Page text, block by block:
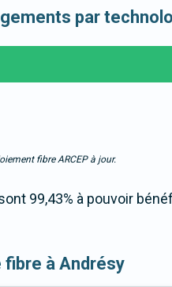
par
fibre ARCEP à jour.
99,43% à pouvoir
fibre à Andrésy